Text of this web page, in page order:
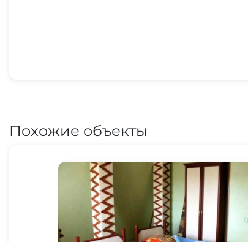
Похожие объекты